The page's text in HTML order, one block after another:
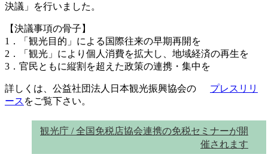
決議」を行いました。
【決議事項の骨子】
1．「観光目的」による国際往来の早期再開を
2．「観光」により個人消費を拡大し、地域経済の再生を
3．官民ともに縦割を超えた政策の連携・集中を
詳しくは、公益社団法人日本観光振興協会の
プレスリリ
ース をご覧下さい。
観光庁 / 全国免税店協会連携の免税セミナーが開
催されます